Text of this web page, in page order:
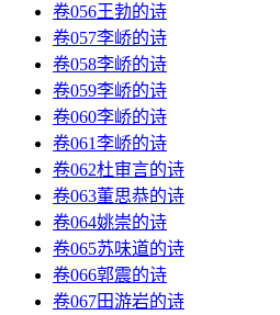
卷056王勃的诗
卷057李峤的诗
卷058李峤的诗
卷059李峤的诗
卷060李峤的诗
卷061李峤的诗
卷062杜审言的诗
卷063董思恭的诗
卷064姚崇的诗
卷065苏味道的诗
卷066郭震的诗
卷067田游岩的诗